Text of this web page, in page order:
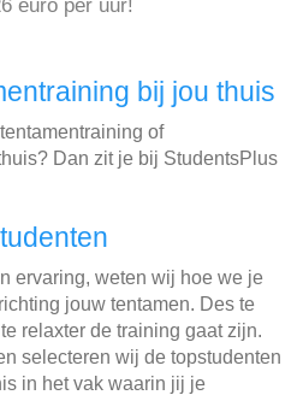
euro per uur!
bij jou thuis
of
Dan zit je bij StudentsPlus
ervaring, weten wij hoe we je
jouw tentamen. Des te
relaxter de training gaat zijn.
selecteren wij de topstudenten
in het vak waarin jij je